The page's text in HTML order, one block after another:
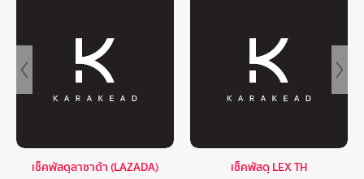
เช็คพัสดุลาซาด้า (LAZADA) เช็คพัสดุ LEX TH